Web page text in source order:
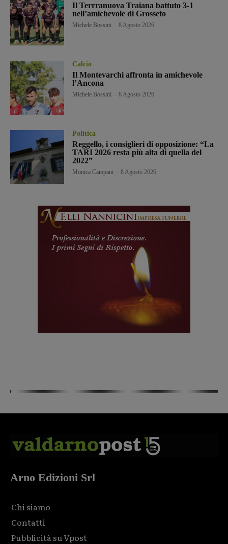
Il Terrranuova Traiana battuto 3-1
nell’amichevole di Grosseto
Michele Bossini 8 Agosto 2026
Calcio
Il Montevarchi affronta in amichevole
l’Ancona
Michele Bossini 8 Agosto 2026
Politica
Reggello, i consiglieri di opposizione: “La
TARI 2026 resta più alta di quella del
2022”
Monica Campani 8 Agosto 2026
Arno Edizioni Srl
Chi siamo
Contatti
Pubblicità su Vpost